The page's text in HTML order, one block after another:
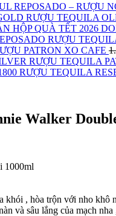
RƯỢU TEQUILA
RƯỢU
PATRON XO CAFE
RƯỢU TEQUILA
RƯỢU TEQUILA
Walker
1000ml
khói , hòa trộn với nho khô
và sâu lắng của mạch